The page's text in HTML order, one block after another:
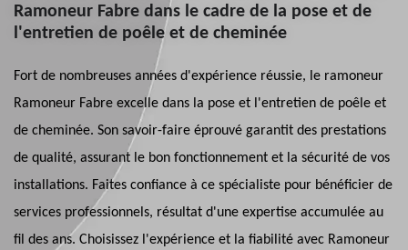
Ramoneur Fabre dans le cadre de la pose et de
l'entretien de poêle et de cheminée
Fort de nombreuses années d'expérience réussie, le ramoneur
Ramoneur Fabre excelle dans la pose et l'entretien de poêle et
de cheminée. Son savoir-faire éprouvé garantit des prestations
de qualité, assurant le bon fonctionnement et la sécurité de vos
installations. Faites confiance à ce spécialiste pour bénéficier de
services professionnels, résultat d'une expertise accumulée au
fil des ans. Choisissez l'expérience et la fiabilité avec Ramoneur